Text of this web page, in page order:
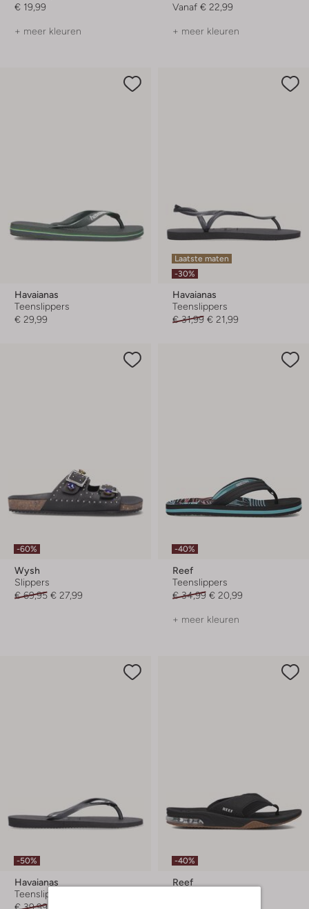
€ 19,99
+ meer kleuren
Vanaf € 22,99
+ meer kleuren
Havaianas
Teenslippers
€ 29,99
Laatste maten
-30%
Havaianas
Teenslippers
€ 31,99 € 21,99
-60%
Wysh
Slippers
€ 69,95 € 27,99
-40%
Reef
Teenslippers
€ 34,99 € 20,99
+ meer kleuren
-50%
Havaianas
Teenslippers
-40%
Reef